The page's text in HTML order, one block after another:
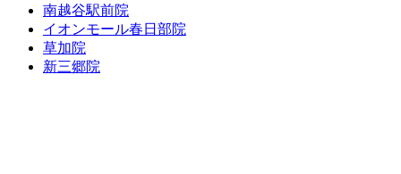
南越谷駅前院
イオンモール春日部院
草加院
新三郷院